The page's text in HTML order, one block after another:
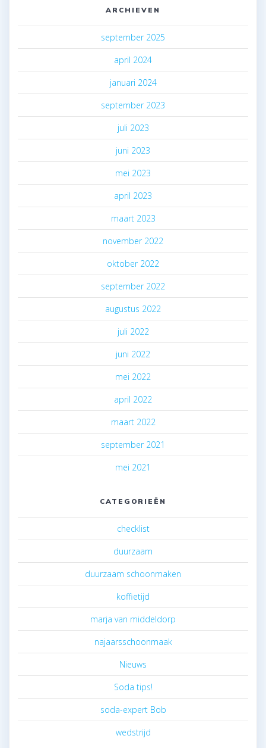
ARCHIEVEN
september 2025
april 2024
januari 2024
september 2023
juli 2023
juni 2023
mei 2023
april 2023
maart 2023
november 2022
oktober 2022
september 2022
augustus 2022
juli 2022
juni 2022
mei 2022
april 2022
maart 2022
september 2021
mei 2021
CATEGORIEËN
checklist
duurzaam
duurzaam schoonmaken
koffietijd
marja van middeldorp
najaarsschoonmaak
Nieuws
Soda tips!
soda-expert Bob
wedstrijd